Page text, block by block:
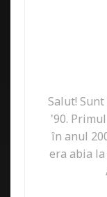
Salut!
'90.
în anul
era abia